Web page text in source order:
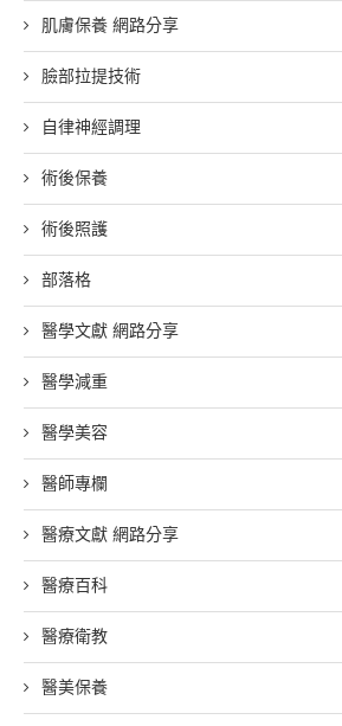
肌膚保養 網路分享
臉部拉提技術
自律神經調理
術後保養
術後照護
部落格
醫學文獻 網路分享
醫學減重
醫學美容
醫師專欄
醫療文獻 網路分享
醫療百科
醫療衛教
醫美保養